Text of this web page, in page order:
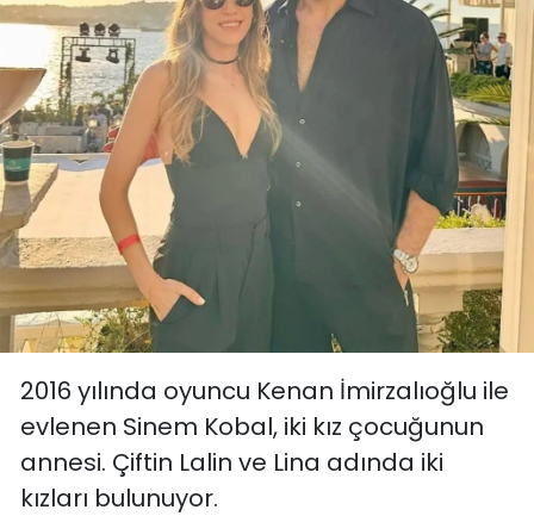
2016 yılında oyuncu Kenan İmirzalıoğlu ile
evlenen Sinem Kobal, iki kız çocuğunun
annesi. Çiftin Lalin ve Lina adında iki
kızları bulunuyor.